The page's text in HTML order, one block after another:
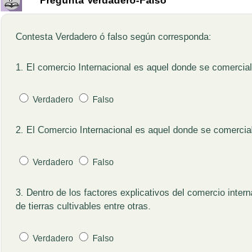
Contesta Verdadero ó falso según corresponda:
Pregunta 1
1. El comercio Internacional es aquel donde se
Verdadero Falso
Pregunta 2
2. El Comercio Internacional es aquel donde se
Verdadero Falso
Pregunta 3
3. Dentro de los factores explicativos del comercio
de tierras cultivables entre otras.
Verdadero Falso